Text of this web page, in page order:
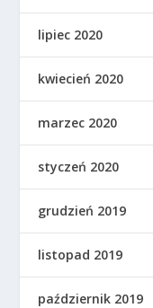
lipiec 2020
kwiecień 2020
marzec 2020
styczeń 2020
grudzień 2019
listopad 2019
październik 2019